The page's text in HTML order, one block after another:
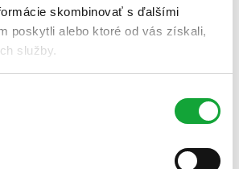
skombinovať s ďalšími
poskytli alebo ktoré od vás získali,
služby.